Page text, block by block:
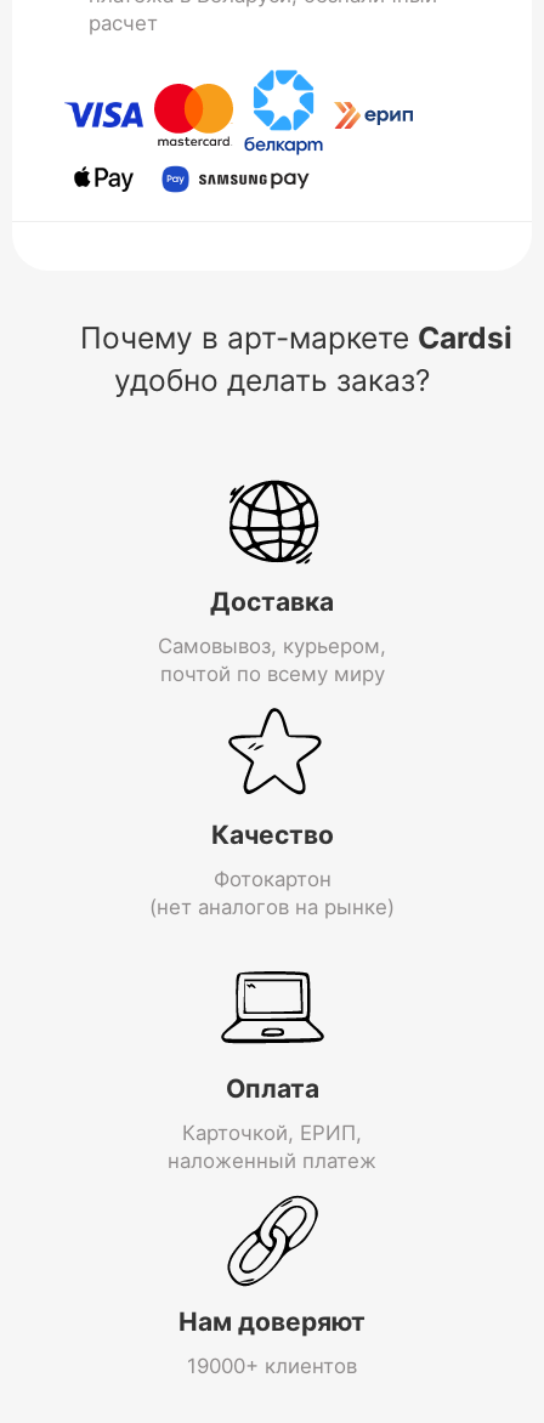
расчет
Почему в арт-маркете Cardsi
удобно делать заказ?
Доставка
Самовывоз, курьером,
почтой по всему миру
Качество
Фотокартон
(нет аналогов на рынке)
Оплата
Карточкой, ЕРИП,
наложенный платеж
Нам доверяют
19000+ клиентов